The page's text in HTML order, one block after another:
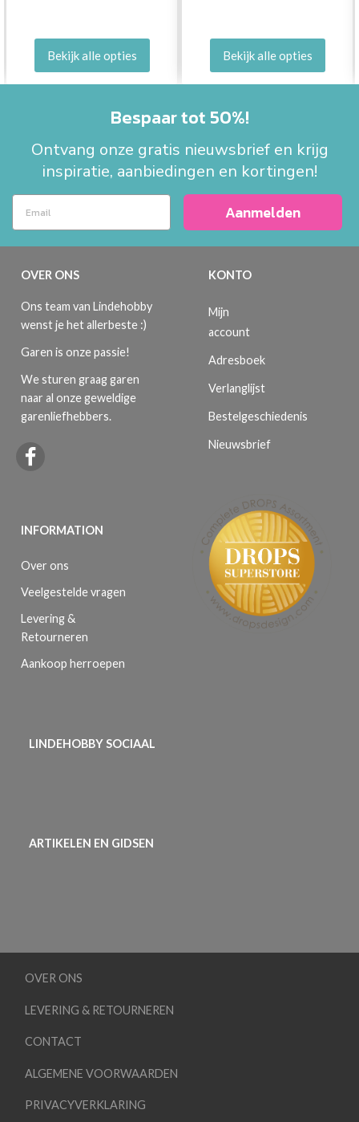
Bekijk alle opties Bekijk alle opties
Bespaar tot 50%!
Ontvang onze gratis nieuwsbrief en krijg
inspiratie, aanbiedingen en kortingen!
Aanmelden
OVER ONS
Ons team van Lindehobby
wenst je het allerbeste :)
Garen is onze passie!
We sturen graag garen
naar al onze geweldige
garenliefhebbers.
INFORMATION
Over ons
Veelgestelde vragen
Levering &
Retourneren
Aankoop herroepen
KONTO
Mijn
account
Adresboek
Verlanglijst
Bestelgeschiedenis
Nieuwsbrief
LINDEHOBBY SOCIAAL
ARTIKELEN EN GIDSEN
OVER ONS
LEVERING & RETOURNEREN
CONTACT
ALGEMENE VOORWAARDEN
PRIVACYVERKLARING